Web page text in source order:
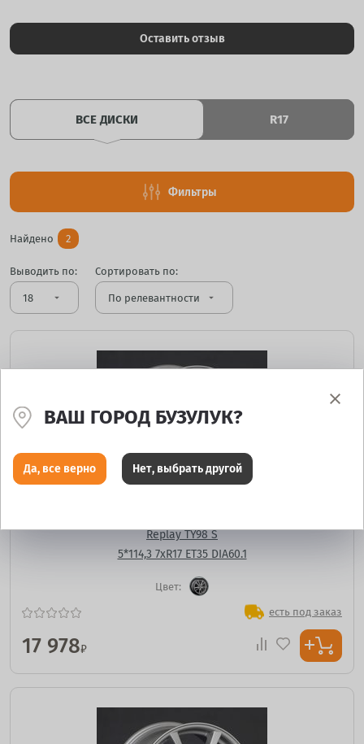
Оставить отзыв
ВСЕ ДИСКИ R17
Фильтры
Найдено 2
Выводить по:
arrow_drop_down
Сортировать по:
arrow_drop_down
Replay TY98 S
5*114,3 7xR17 ET35 DIA60.1
Цвет:
есть под заказ
17 978₽
ВАШ ГОРОД БУЗУЛУК?
Да, все верно Нет, выбрать другой